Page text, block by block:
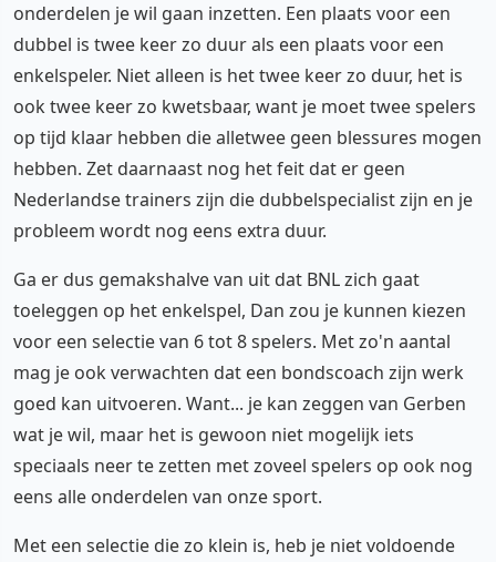
onderdelen je wil gaan inzetten. Een plaats voor een
dubbel is twee keer zo duur als een plaats voor een
enkelspeler. Niet alleen is het twee keer zo duur, het is
ook twee keer zo kwetsbaar, want je moet twee spelers
op tijd klaar hebben die alletwee geen blessures mogen
hebben. Zet daarnaast nog het feit dat er geen
Nederlandse trainers zijn die dubbelspecialist zijn en je
probleem wordt nog eens extra duur.
Ga er dus gemakshalve van uit dat BNL zich gaat
toeleggen op het enkelspel, Dan zou je kunnen kiezen
voor een selectie van 6 tot 8 spelers. Met zo'n aantal
mag je ook verwachten dat een bondscoach zijn werk
goed kan uitvoeren. Want... je kan zeggen van Gerben
wat je wil, maar het is gewoon niet mogelijk iets
speciaals neer te zetten met zoveel spelers op ook nog
eens alle onderdelen van onze sport.
Met een selectie die zo klein is, heb je niet voldoende